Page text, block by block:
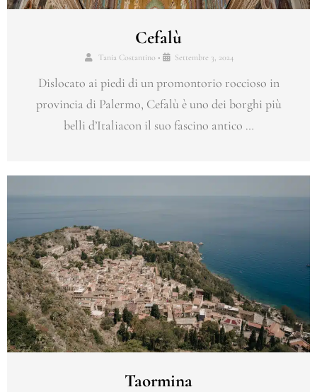
Cefalù
Tania Costantino • Settembre 3, 2024
Dislocato ai piedi di un promontorio roccioso in
provincia di Palermo, Cefalù è uno dei borghi più
belli d’Italiacon il suo fascino antico …
Taormina